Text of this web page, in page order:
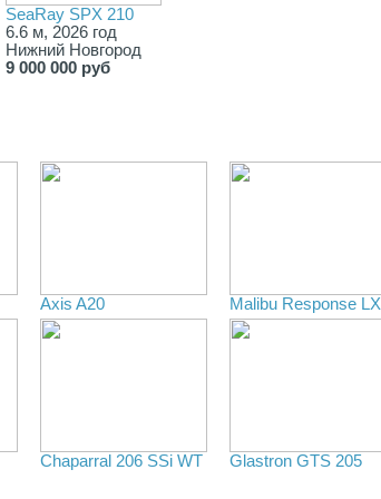
SeaRay SPX 210
6.6 м, 2026 год
Нижний Новгород
9 000 000 руб
Axis A20 Malibu Response
Chaparral 206 SSi WT Glastron GTS 205